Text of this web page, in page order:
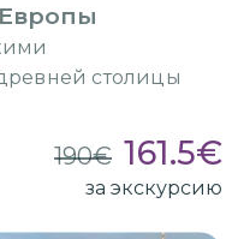
столицы
190€ 161.5€
за экскурсию